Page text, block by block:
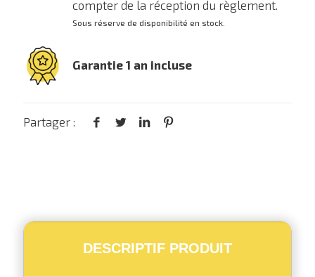
compter de la réception du règlement.
Sous réserve de disponibilité en stock.
Garantie 1 an incluse
Partager :
DESCRIPTIF PRODUIT